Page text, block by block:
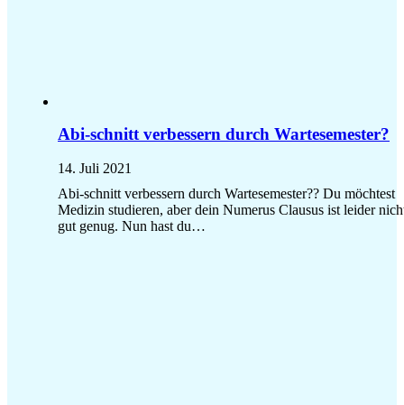
Abi-schnitt verbessern durch Wartesemester?
14. Juli 2021
Abi-schnitt verbessern durch Wartesemester?? Du möchtest
Medizin studieren, aber dein Numerus Clausus ist leider
gut genug. Nun hast du…